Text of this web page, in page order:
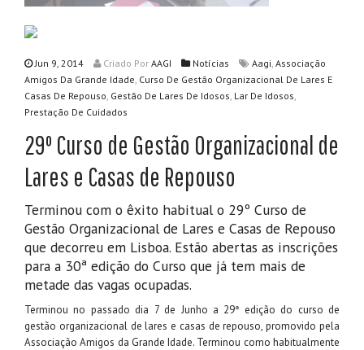
Jun 9, 2014 Criado Por AAGI Notícias Aagi, Associação
Amigos Da Grande Idade, Curso De Gestão Organizacional De Lares E
Casas De Repouso, Gestão De Lares De Idosos, Lar De Idosos,
Prestação De Cuidados
29º Curso de Gestão Organizacional de
Lares e Casas de Repouso
Terminou com o êxito habitual o 29º Curso de
Gestão Organizacional de Lares e Casas de Repouso
que decorreu em Lisboa. Estão abertas as inscrições
para a 30ª edição do Curso que já tem mais de
metade das vagas ocupadas.
Terminou no passado dia 7 de Junho a 29ª edição do curso de
gestão organizacional de lares e casas de repouso, promovido pela
Associação Amigos da Grande Idade. Terminou como habitualmente